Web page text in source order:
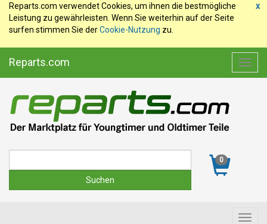
x
Reparts.com verwendet Cookies, um ihnen die bestmögliche
Leistung zu gewährleisten. Wenn Sie weiterhin auf der Seite
surfen stimmen Sie derCookie-Nutzung zu.
Reparts.com
0